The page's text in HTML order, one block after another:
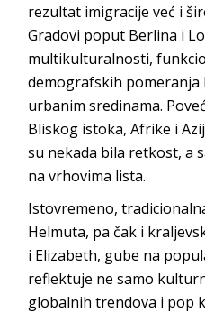
rezultat imigracije već i
Gradovi poput Berlina i
multikulturalnosti,
demografskih pomeranja
urbanim sredinama.
Bliskog istoka, Afrike i
su nekada bila retkost, a
na vrhovima lista.
Istovremeno,
Helmuta, pa čak i
i Elizabeth, gube na
reflektuje ne samo
globalnih trendova i pop